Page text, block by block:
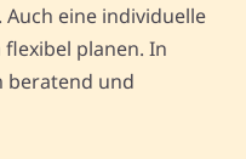
eine individuelle
planen. In
beratend und